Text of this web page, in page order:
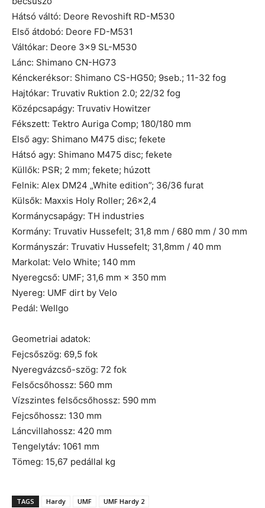
Hátsó váltó: Deore Revoshift RD-M530
Első átdobó: Deore FD-M531
Váltókar: Deore 3×9 SL-M530
Lánc: Shimano CN-HG73
Kénckeréksor: Shimano CS-HG50; 9seb.; 11-32 fog
Hajtókar: Truvativ Ruktion 2.0; 22/32 fog
Középcsapágy: Truvativ Howitzer
Fékszett: Tektro Auriga Comp; 180/180 mm
Első agy: Shimano M475 disc; fekete
Hátsó agy: Shimano M475 disc; fekete
Küllők: PSR; 2 mm; fekete; húzott
Felnik: Alex DM24 „White edition”; 36/36 furat
Külsők: Maxxis Holy Roller; 26×2,4
Kormánycsapágy: TH industries
Kormány: Truvativ Hussefelt; 31,8 mm / 680 mm / 30 mm
Kormányszár: Truvativ Hussefelt; 31,8mm / 40 mm
Markolat: Velo White; 140 mm
Nyeregcső: UMF; 31,6 mm × 350 mm
Nyereg: UMF dirt by Velo
Pedál: Wellgo
Geometriai adatok:
Fejcsőszög: 69,5 fok
Nyeregvázcső-szög: 72 fok
Felsőcsőhossz: 560 mm
Vízszintes felsőcsőhossz: 590 mm
Fejcsőhossz: 130 mm
Láncvillahossz: 420 mm
Tengelytáv: 1061 mm
Tömeg: 15,67 pedállal kg
TAGS Hardy UMF UMF Hardy 2